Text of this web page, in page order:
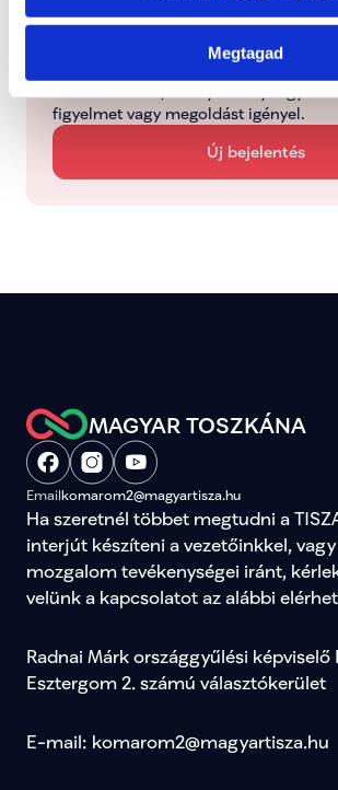
Megtagad
figyelmet vagy megoldást igényel.
Új bejelentés
MAGYAR TOSZKÁNA
Emailkomarom2@magyartisza.hu
Ha szeretnél többet megtudni a
interjút készíteni a vezetőinkkel,
mozgalom tevékenységei iránt,
velünk a kapcsolatot az alábbi
Radnai Márk országgyűlési
Esztergom 2. számú választókerület
E-mail: komarom2@magyartisza.hu